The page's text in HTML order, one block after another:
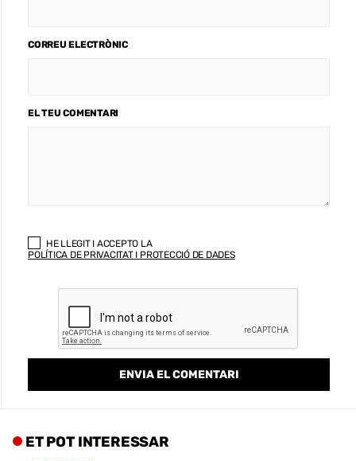
CORREU ELECTRÒNIC
EL TEU COMENTARI
HE LLEGIT I ACCEPTO LA
POLÍTICA DE PRIVACITAT I PROTECCIÓ DE DADES
ET POT INTERESSAR